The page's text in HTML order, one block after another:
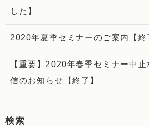
した】
2020年夏季セミナーのご案内【終
【重要】2020年春季セミナー中
信のお知らせ【終了】
検索